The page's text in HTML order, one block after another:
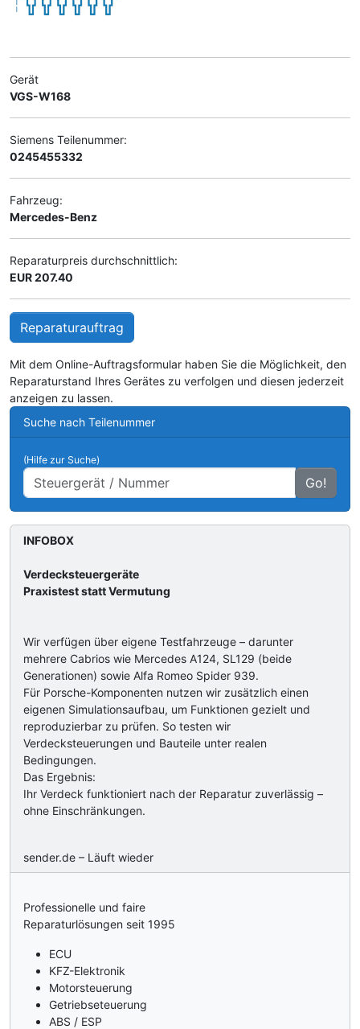
Gerät
VGS-W168
Siemens Teilenummer:
0245455332
Fahrzeug:
Mercedes-Benz
Reparaturpreis durchschnittlich:
EUR 207.40
Reparaturauftrag
Mit dem Online-Auftragsformular haben Sie die Möglichkeit, den
Reparaturstand Ihres Gerätes zu verfolgen und diesen jederzeit
anzeigen zu lassen.
Suche nach Teilenummer
(Hilfe zur Suche)
Go!
INFOBOX
Verdecksteuergeräte
Praxistest statt Vermutung
Wir verfügen über eigene Testfahrzeuge – darunter
mehrere Cabrios wie Mercedes A124, SL129 (beide
Generationen) sowie Alfa Romeo Spider 939.
Für Porsche-Komponenten nutzen wir zusätzlich einen
eigenen Simulationsaufbau, um Funktionen gezielt und
reproduzierbar zu prüfen. So testen wir
Verdecksteuerungen und Bauteile unter realen
Bedingungen.
Das Ergebnis:
Ihr Verdeck funktioniert nach der Reparatur zuverlässig –
ohne Einschränkungen.
sender.de – Läuft wieder
Professionelle und faire
Reparaturlösungen seit 1995
ECU
KFZ-Elektronik
Motorsteuerung
Getriebseteuerung
ABS / ESP